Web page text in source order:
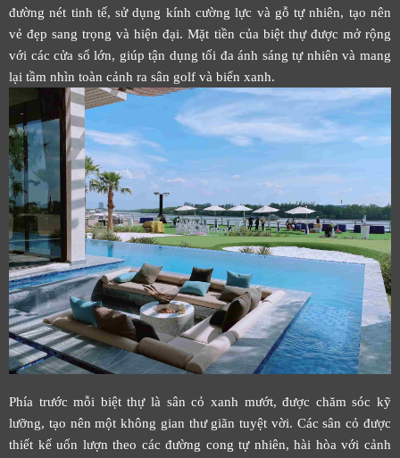
đường nét tinh tế, sử dụng kính cường lực và gỗ tự nhiên, tạo nên
vẻ đẹp sang trọng và hiện đại. Mặt tiền của biệt thự được mở rộng
với các cửa sổ lớn, giúp tận dụng tối đa ánh sáng tự nhiên và mang
lại tầm nhìn toàn cảnh ra sân golf và biển xanh.
Phía trước mỗi biệt thự là sân cỏ xanh mướt, được chăm sóc kỹ
lưỡng, tạo nên một không gian thư giãn tuyệt vời. Các sân cỏ được
thiết kế uốn lượn theo các đường cong tự nhiên, hài hòa với cảnh